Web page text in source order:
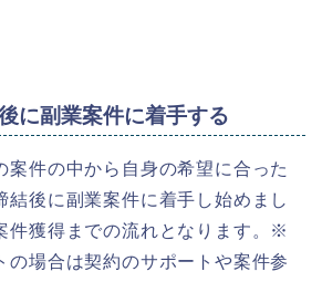
に副業案件に着手する
案件の中から自身の希望に合った
結後に副業案件に着手し始めまし
件獲得までの流れとなります。※
の場合は契約のサポートや案件参